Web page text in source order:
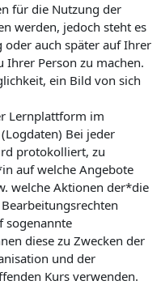
für die Nutzung der
werden, jedoch steht es
auch später auf Ihrer
Ihrer Person zu machen.
ein Bild von sich
Lernplattform im
Bei jeder
protokolliert, zu
auf welche Angebote
welche Aktionen der*die
sogenannte
diese zu Zwecken der
und der
Kurs verwenden.